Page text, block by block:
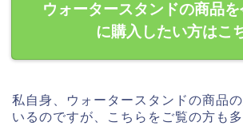
ウォータースタンドの商品
に購入したい方はこ
私自身、ウォータースタンドの商品
いるのですが、こちらをご覧の方も